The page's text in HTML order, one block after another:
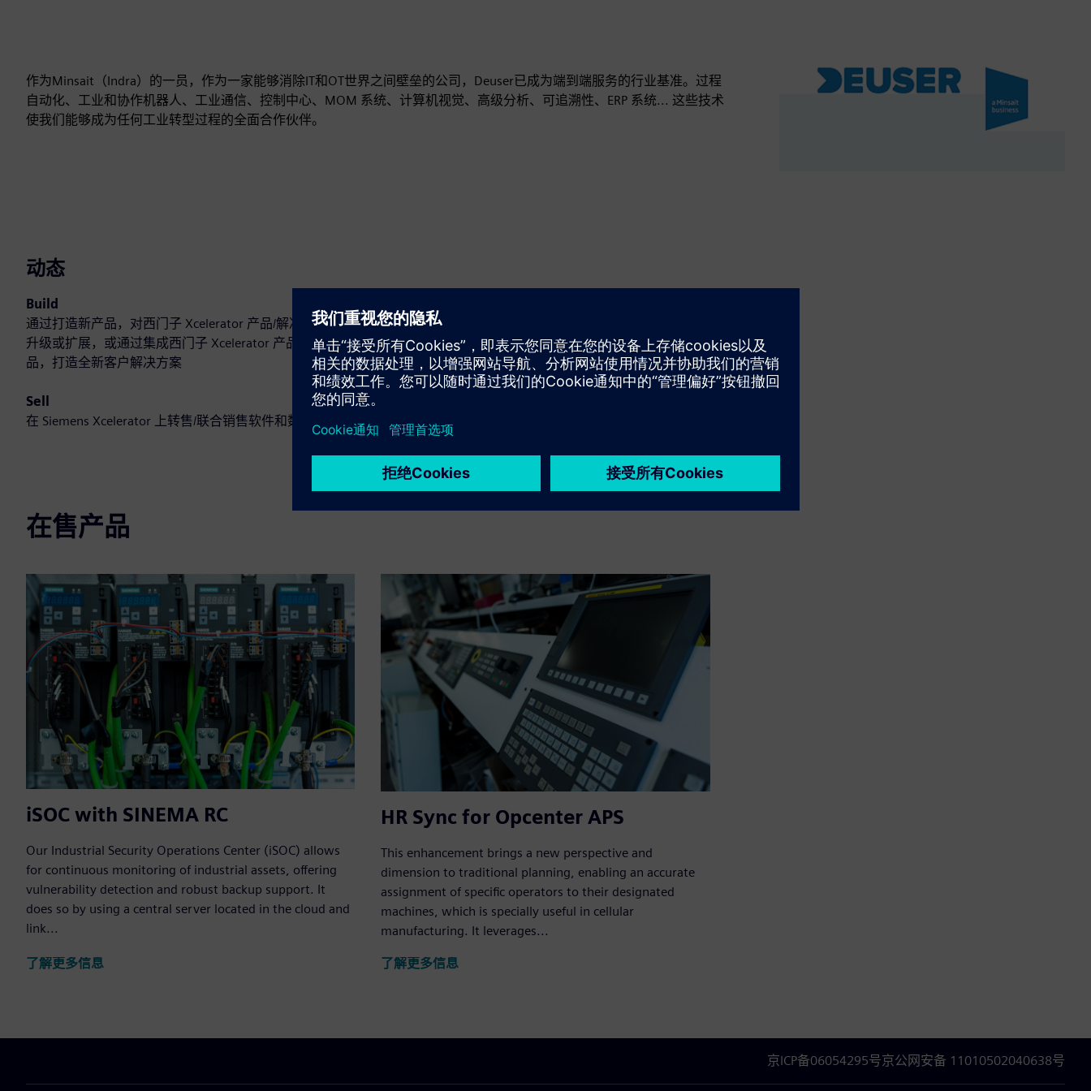
作为Minsait（Indra）的一员，作为一家能够消除IT和OT世界之间壁垒的公司，Deuser已成为端到端服务的行业基准。过程
自动化、工业和协作机器人、工业通信、控制中心、MOM 系统、计算机视觉、高级分析、可追溯性、ERP 系统... 这些技术
使我们能够成为任何工业转型过程的全面合作伙伴。
动态
Build
通过打造新产品，对西门子 Xcelerator 产品/解决方案进行
升级或扩展，或通过集成西门子 Xcelerator 产品和自有产
品，打造全新客户解决方案
Sell
在 Siemens Xcelerator 上转售/联合销售软件和数字化硬件
在售产品
iSOC with SINEMA RC
Our Industrial Security Operations Center (iSOC) allows
for continuous monitoring of industrial assets, offering
vulnerability detection and robust backup support. It
does so by using a central server located in the cloud and
link...
了解更多信息
HR Sync for Opcenter APS
This enhancement brings a new perspective and
dimension to traditional planning, enabling an accurate
assignment of specific operators to their designated
machines, which is specially useful in cellular
manufacturing. It leverages...
了解更多信息
京ICP备06054295号京公网安备 11010502040638号